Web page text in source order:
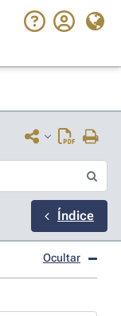
Índice
Ocultar